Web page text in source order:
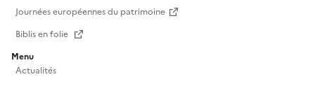
manifeste pour habiter autrement, en cohérence
accompagne aussi la diffusion de l’œuvre de Latour,
en incitant à penser l’écologie comme projet de
société.Entrée libre
Journées européennes du patrimoine
Biblis en folie
Menu
Actualités